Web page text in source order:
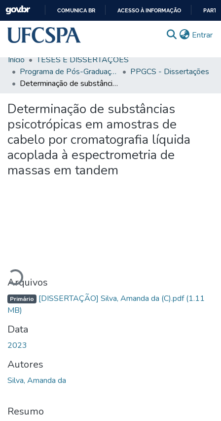
CONTEÚDO
COMUNICA BR ACESSO À INFORMAÇÃO
Entrar
Comunidades & Coleções
Busca Facetada
Estatísticas
Autoarquivamento
Sobre o RI-UFCSPA
FAQ
Início
TESES E DISSERTAÇÕES
Programa de Pós-Graduação em Ciências da Saúde
PPGCS - Dissertações
Determinação de substâncias psicotrópicas em amostras de cabelo por cromatografia líquida acoplada à espectrometria de massas em tandem
Determinação de substâncias
psicotrópicas em amostras de
cabelo por cromatografia líquida
acoplada à espectrometria de
massas em tandem
Carregando...
Arquivos
Primário [DISSERTAÇÃO] Silva, Amanda da (C).pdf(1.11
MB)
Data
2023
Autores
Silva, Amanda da
Resumo